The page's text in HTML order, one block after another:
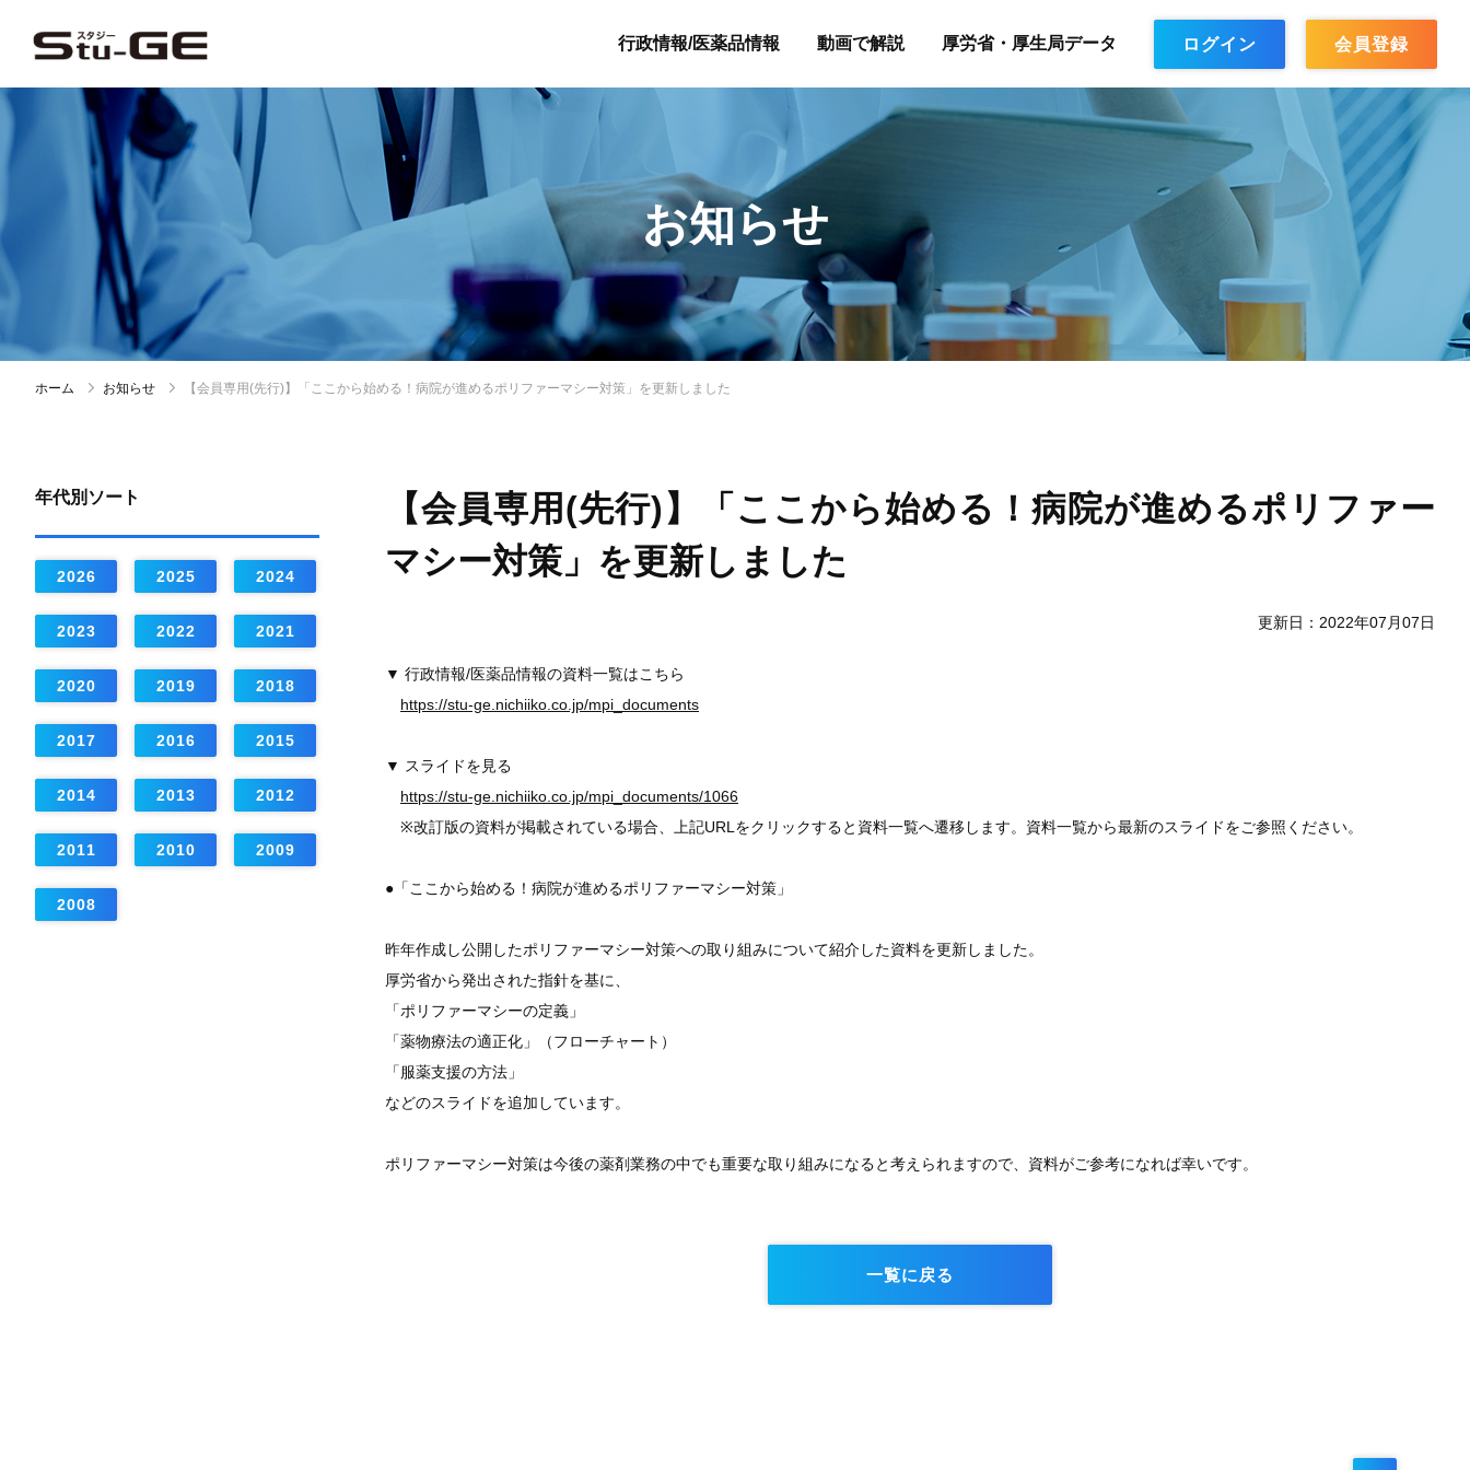
行政情報/医薬品情報 動画で解説 厚労省・厚生局データ ログイン 会員登録
お知らせ
ホーム お知らせ 【会員専用(先行)】「ここから始める！病院が進めるポリファーマシー対策」を更新しました
【会員専用(先行)】「ここから始める！病院が進めるポリファー
マシー対策」を更新しました
更新日：2022年07月07日
▼ 行政情報/医薬品情報の資料一覧はこちら
https://stu-ge.nichiiko.co.jp/mpi_documents
▼ スライドを見る
https://stu-ge.nichiiko.co.jp/mpi_documents/1066
※改訂版の資料が掲載されている場合、上記URLをクリックすると資料一覧へ遷移します。資料一覧から最新のスライドをご参照ください。
●「ここから始める！病院が進めるポリファーマシー対策」
昨年作成し公開したポリファーマシー対策への取り組みについて紹介した資料を更新しました。
厚労省から発出された指針を基に、
「ポリファーマシーの定義」
「薬物療法の適正化」（フローチャート）
「服薬支援の方法」
などのスライドを追加しています。
ポリファーマシー対策は今後の薬剤業務の中でも重要な取り組みになると考えられますので、資料がご参考になれば幸いです。
一覧に戻る
年代別ソート
2026 2025 2024
2023 2022 2021
2020 2019 2018
2017 2016 2015
2014 2013 2012
2011 2010 2009
2008